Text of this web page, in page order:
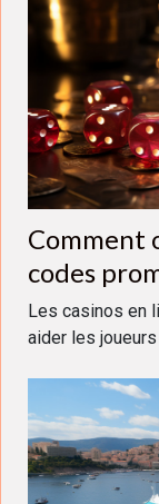
Comment
codes
en ligne
Les casinos en
aider les